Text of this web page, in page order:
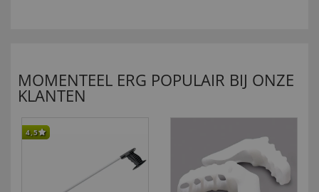
MOMENTEEL ERG POPULAIR BIJ ONZE
KLANTEN
4,5